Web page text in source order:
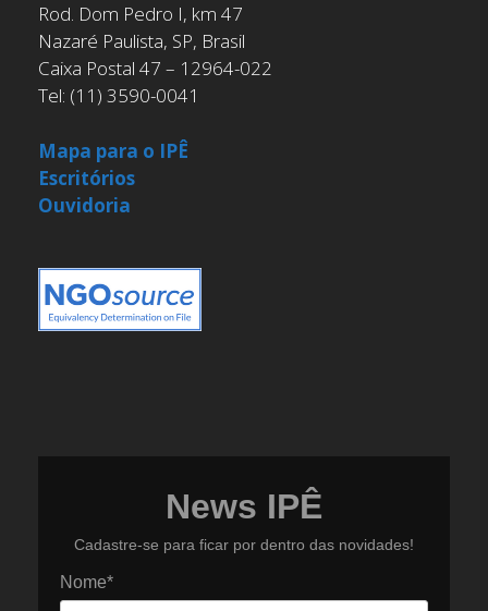
Rod. Dom Pedro I, km 47
Nazaré Paulista, SP, Brasil
Caixa Postal 47 – 12964-022
Tel: (11) 3590-0041
Mapa para o IPÊ
Escritórios
Ouvidoria
News IPÊ
Cadastre-se para ficar por dentro das novidades!
Nome*